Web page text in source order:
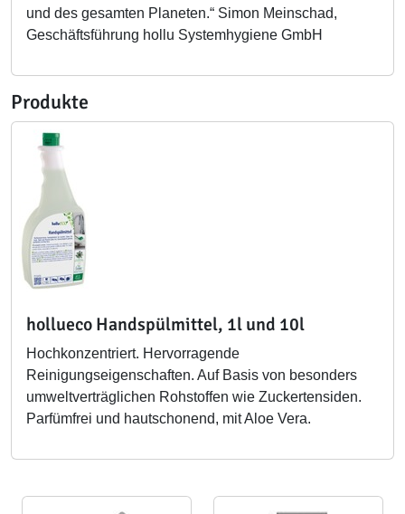
und des gesamten Planeten.“ Simon Meinschad,
Geschäftsführung hollu Systemhygiene GmbH
Produkte
hollueco Handspülmittel, 1l und 10l
Hochkonzentriert. Hervorragende
Reinigungseigenschaften. Auf Basis von besonders
umweltverträglichen Rohstoffen wie Zuckertensiden.
Parfümfrei und hautschonend, mit Aloe Vera.